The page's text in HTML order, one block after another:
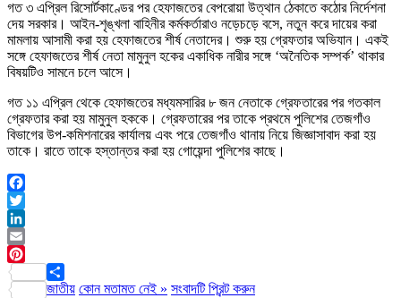
গত ৩ এপ্রিল রিসোর্টকাণ্ডের পর হেফাজতের বেপরোয়া উত্থান ঠেকাতে কঠোর নির্দেশনা
দেয় সরকার। আইন-শৃঙ্খলা বাহিনীর কর্মকর্তারাও নড়েচড়ে বসে, নতুন করে দায়ের করা
মামলায় আসামী করা হয় হেফাজতের শীর্ষ নেতাদের। শুরু হয় গ্রেফতার অভিযান। একই
সঙ্গে হেফাজতের শীর্ষ নেতা মামুনুল হকের একাধিক নারীর সঙ্গে ‘অনৈতিক সম্পর্ক’ থাকার
বিষয়টিও সামনে চলে আসে।
গত ১১ এপ্রিল থেকে হেফাজতের মধ্যমসারির ৮ জন নেতাকে গ্রেফতারের পর গতকাল
গ্রেফতার করা হয় মামুনুল হককে। গ্রেফতারের পর তাকে প্রথমে পুলিশের তেজগাঁও
বিভাগের উপ-কমিশনারের কার্যালয় এবং পরে তেজগাঁও থানায় নিয়ে জিজ্ঞাসাবাদ করা হয়
তাকে। রাতে তাকে হস্তান্তর করা হয় গোয়েন্দা পুলিশের কাছে।
Facebook
Twitter
LinkedIn
Email
Pinterest
Share
জাতীয় কোন মতামত নেই » সংবাদটি প্রিন্ট করুন